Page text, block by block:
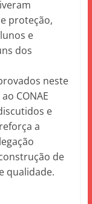
proteção,
e
dos
neste
CONAE
e
a
de
qualidade.